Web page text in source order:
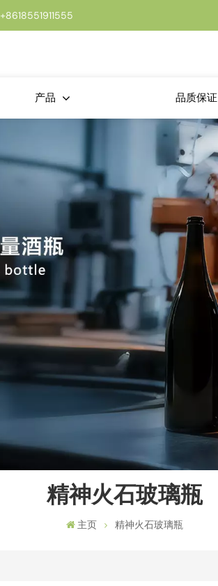
+8618551911555
产品 品质保证
精神火石玻璃瓶
主页 精神火石玻璃瓶